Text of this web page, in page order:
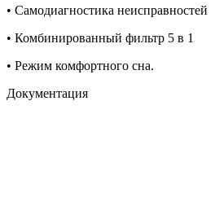
• Самодиагностика неисправностей
• Комбинированный фильтр 5 в 1
• Режим комфортного сна.
Документация